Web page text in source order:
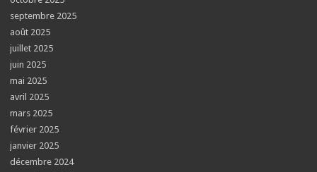
septembre 2025
août 2025
juillet 2025
juin 2025
mai 2025
avril 2025
mars 2025
février 2025
janvier 2025
décembre 2024